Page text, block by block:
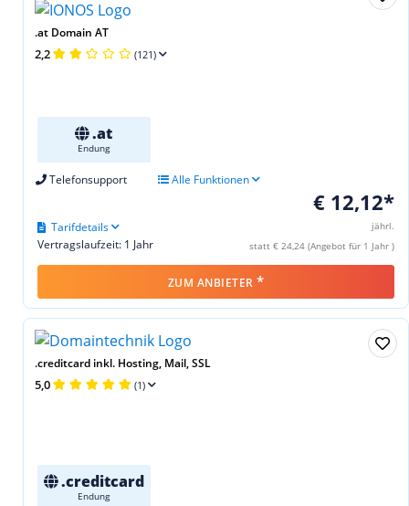
.at Domain AT
2,2 (121)
.at
Endung
Telefonsupport Alle Funktionen
€ 12,12*
jährl.
statt € 24,24 (Angebot für 1 Jahr )
Vertragslaufzeit: 1 Jahr
Tarifdetails
ZUM ANBIETER *
.creditcard inkl. Hosting, Mail, SSL
5,0 (1)
.creditcard
Endung